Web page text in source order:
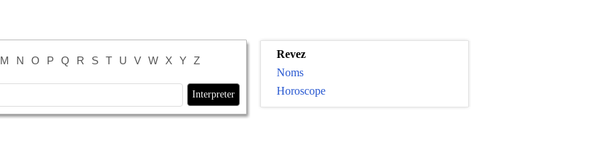
M N O P Q R S T U V W X Y Z
Revez
Noms
Horoscope